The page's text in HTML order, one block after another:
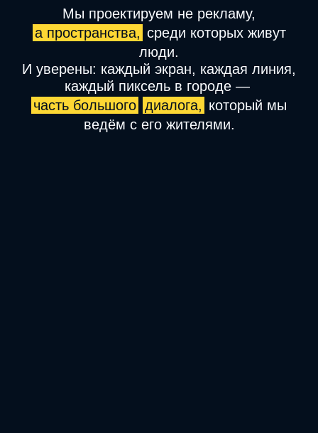
Мы проектируем не рекламу,
а пространства,
а пространства, среди которых живут
люди.
И уверены: каждый экран, каждая линия,
каждый пиксель в городе —
часть большого
часть большого диалога,
диалога, который мы
ведём с его жителями.